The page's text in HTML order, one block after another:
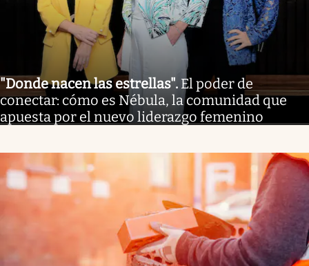
"Donde nacen las estrellas". El poder de
conectar: cómo es Nébula, la comunidad que
apuesta por el nuevo liderazgo femenino